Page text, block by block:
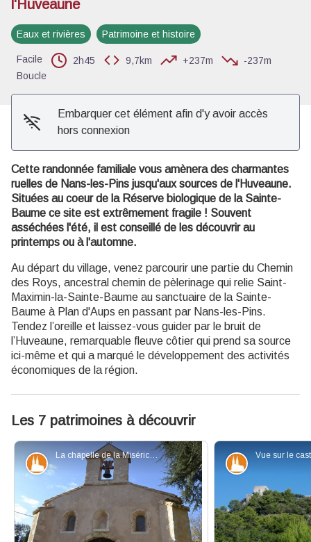
l'Huveaune
Eaux et rivières Patrimoine et histoire
Facile 2h45 9,7km +237m
-237m
Boucle
Embarquer cet élément afin d'y avoir accès
hors connexion
Cette randonnée familiale vous amènera des charmantes
ruelles de Nans-les-Pins jusqu'aux sources de l'Huveaune.
Situées au coeur de la Réserve biologique de la Sainte-
Baume ce site est extrêmement fragile ! Souvent
asséchées l'été, il est conseillé de les découvrir au
printemps ou à l'automne.
Au départ du village, venez parcourir une partie du Chemin
des Roys, ancestral chemin de pèlerinage qui relie Saint-
Maximin-la-Sainte-Baume au sanctuaire de la Sainte-
Baume à Plan d'Aups en passant par Nans-les-Pins.
Tendez l’oreille et laissez-vous guider par le bruit de
l’Huveaune, remarquable fleuve côtier qui prend sa source
ici-même et qui a marqué le développement des activités
économiques de la région.
Les 7 patrimoines à découvrir
La chapelle de la Miséricorde - Andrea Fernandez - PNR Sainte-Baume
Patrimoine et histoire Patrimoine